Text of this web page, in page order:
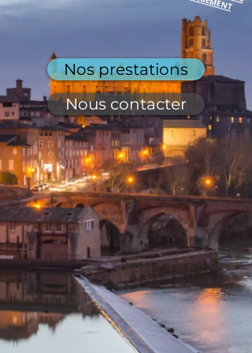
Nos prestations
Nous contacter